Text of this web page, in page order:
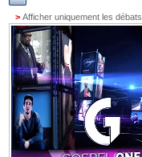
> Afficher uniquement les débats